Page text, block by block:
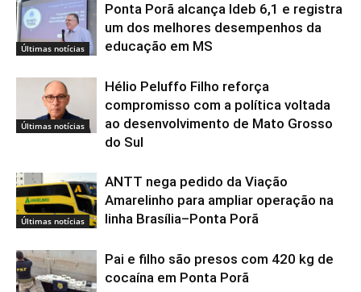
Últimas notícias
Ponta Porã alcança Ideb 6,1 e registra
um dos melhores desempenhos da
educação em MS
Últimas notícias
Hélio Peluffo Filho reforça
compromisso com a política voltada
ao desenvolvimento de Mato Grosso
do Sul
Últimas notícias
ANTT nega pedido da Viação
Amarelinho para ampliar operação na
linha Brasília–Ponta Porã
Pai e filho são presos com 420 kg de
cocaína em Ponta Porã